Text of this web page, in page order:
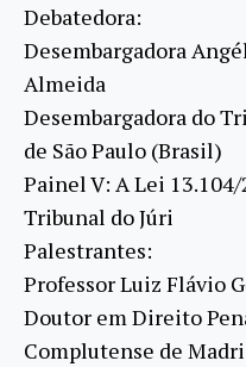
Debatedora:
Desembargadora
Almeida
Desembargadora do
de São Paulo (Brasil)
Painel V: A Lei
Tribunal do Júri
Palestrantes:
Professor Luiz Flávio
Doutor em Direito
Complutense de